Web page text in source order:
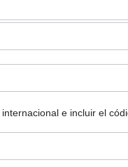
e incluir el